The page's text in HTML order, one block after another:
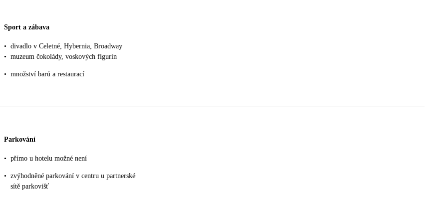
Sport a zábava
• divadlo v Celetné, Hybernia, Broadway
• muzeum čokolády, voskových figurín
• množství barů a restaurací
Parkování
• přímo u hotelu možné není
• zvýhodněné parkování v centru u partnerské
sítě parkovišť